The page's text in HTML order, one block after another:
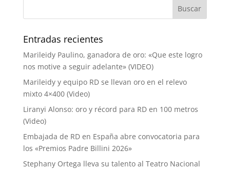
Entradas recientes
Marileidy Paulino, ganadora de oro: «Que este logro
nos motive a seguir adelante» (VIDEO)
Marileidy y equipo RD se llevan oro en el relevo
mixto 4×400 (Video)
Liranyi Alonso: oro y récord para RD en 100 metros
(Video)
Embajada de RD en España abre convocatoria para
los «Premios Padre Billini 2026»
Stephany Ortega lleva su talento al Teatro Nacional